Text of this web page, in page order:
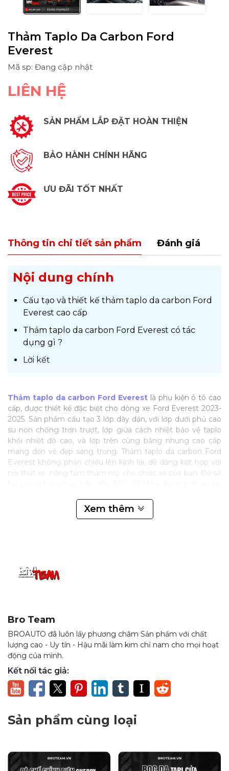
Thảm Taplo Da Carbon Ford
Everest
Mã sp: Đang cập nhật
LIÊN HỆ
SẢN PHẨM LẮP ĐẶT HOÀN THIỆN
BẢO HÀNH CHÍNH HÃNG
ƯU ĐÃI TỐT NHẤT
Thông tin chi tiết sản phẩm Đánh giá
Nội dung chính
Cấu tạo và thiết kế thảm taplo da carbon Ford
Everest cao cấp
Thảm taplo da carbon Ford Everest có tác
dụng gì ?
Lời kết
Thảm taplo da carbon Ford Everest là phụ kiện ô tô cao
cấp, được thiết kế đặc biệt cho dòng xe Ford Everest 2023-
2025. Sản phẩm cấu tạo 3 lớp dày dặn, với lớp dưới phủ cao
su non chống trơn trượt, lớp giữa cách nhiệt bảo vệ taplo
khỏi nhiệt độ cao, và lớp trên cùng bằng nhung cao cấp
mang đến vẻ đẹp sang trọng. Thảm taplo da carbon Ford
Everest không phản chiếu lên kính lái, dễ dàng kết hợp với
nội thất xe, nâng tầm thẩm mỹ cho chiếc xe của bạn. Để sở
Cấu tạo và thiết kế thảm taplo da
carbon Ford Everest cao cấp
Cấu tạo 3 lớp dày dặn: Thảm taplo da carbon Ford
Everest được thiết kế với ba lớp vật liệu chất lượng cao,
Thiết kế theo từng Form xe và đời xe: Mỗi chiếc thảm
Xem thêm
Bro Team
BROAUTO đã luôn lấy phương châm Sản phẩm với chất
lượng cao - Uy tín - Hậu mãi làm kim chỉ nam cho mọi hoạt
động của mình.
Kết nối tác giả:
Sản phẩm cùng loại